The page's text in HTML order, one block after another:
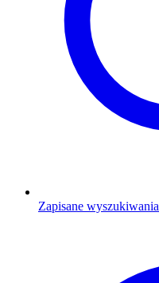
Zapisane wyszukiwania